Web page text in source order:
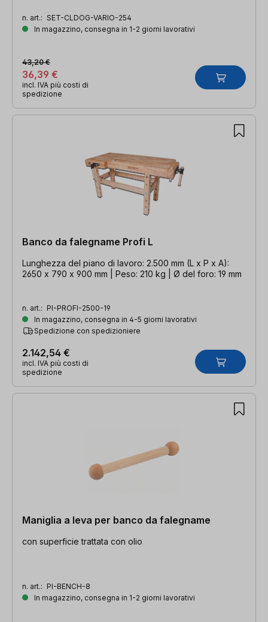
n. art.: SET-CLDOG-VARIO-254
In magazzino, consegna in 1-2 giorni lavorativi
36,39 €
43,20 €
incl. IVA più costi di
spedizione
Banco da falegname Profi L
Lunghezza del piano di lavoro: 2.500 mm (L x P x A):
2650 x 790 x 900 mm | Peso: 210 kg | Ø del foro: 19 mm
n. art.: PI-PROFI-2500-19
In magazzino, consegna in 4-5 giorni lavorativi
Spedizione con spedizioniere
2.142,54 €
incl. IVA più costi di
spedizione
Maniglia a leva per banco da falegname
con superficie trattata con olio
n. art.: PI-BENCH-8
In magazzino, consegna in 1-2 giorni lavorativi